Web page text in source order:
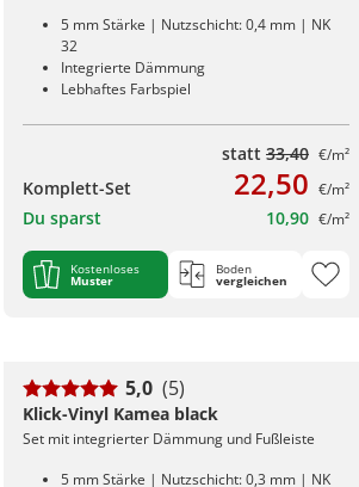
5 mm Stärke | Nutzschicht: 0,4 mm | NK
32
Integrierte Dämmung
Lebhaftes Farbspiel
statt 33,40 €/m²
Komplett-Set 22,50 €/m²
Du sparst 10,90 €/m²
Kostenloses
Muster
Boden
vergleichen
5,0 (5)
Klick-Vinyl Kamea black
Set mit integrierter Dämmung und Fußleiste
5 mm Stärke | Nutzschicht: 0,3 mm | NK